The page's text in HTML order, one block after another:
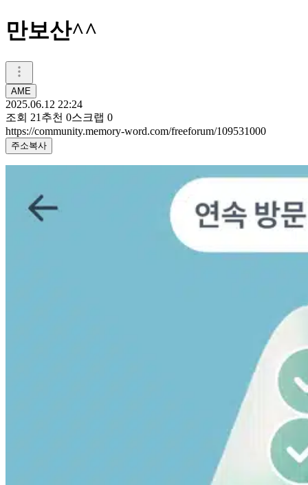
만보산^^
AME
2025.06.12 22:24
조회 21 추천 0스크랩 0
https://community.memory-word.com/freeforum/109531000
주소복사